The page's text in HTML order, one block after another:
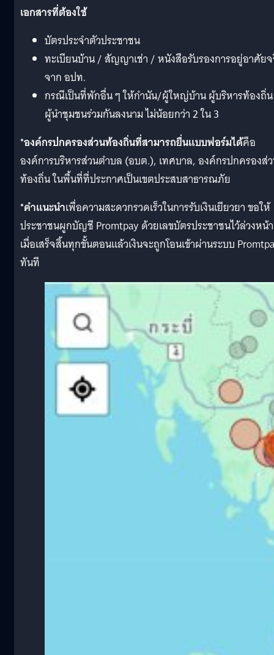
เอกสารที่ต้องใช้
บัตรประจำตัวประชาชน
ทะเบียนบ้าน / สัญญาเช่า / หนังสือรับรองการอยู่อาศัย
จาก อปท.
กรณีเป็นที่พักอื่น ๆ ให้กำนัน/ผู้ใหญ่บ้าน ผู้บริหารท้องถิ่น
ผู้นำชุมชนร่วมกันลงนาม ไม่น้อยกว่า 2 ใน 3
*องค์กรปกครองส่วนท้องถิ่นที่สามารถยื่นแบบฟอร์มได้คือ
องค์การบริหารส่วนตำบล (อบต.), เทศบาล, องค์กรปกครองส่
ท้องถิ่น ในพื้นที่ที่ประกาศเป็นเขตประสบสาธารณภัย
*คำแนะนำเพื่อความสะดวกรวดเร็วในการรับเงินเยียวยา ขอให้
ประชาชนผูกบัญชี Promtpay ด้วยเลขบัตรประชาชนไว้ล่วงหน้า
เมื่อเสร็จสิ้นทุกขั้นตอนแล้วเงินจะถูกโอนเข้าผ่านระบบ
ทันที